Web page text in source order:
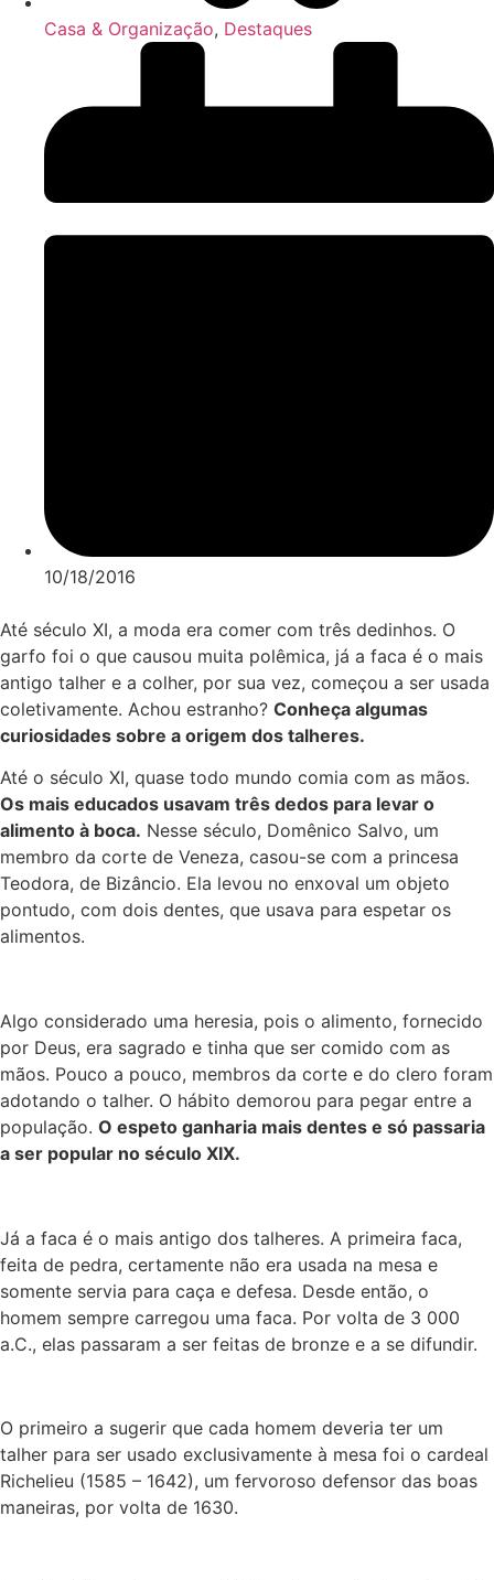
Casa & Organização, Destaques
10/18/2016
Até século XI, a moda era comer com três dedinhos. O
garfo foi o que causou muita polêmica, já a faca é o mais
antigo talher e a colher, por sua vez, começou a ser usada
coletivamente. Achou estranho? Conheça algumas
curiosidades sobre a origem dos talheres.
Até o século XI, quase todo mundo comia com as mãos.
Os mais educados usavam três dedos para levar o
alimento à boca. Nesse século, Domênico Salvo, um
membro da corte de Veneza, casou-se com a princesa
Teodora, de Bizâncio. Ela levou no enxoval um objeto
pontudo, com dois dentes, que usava para espetar os
alimentos.
Algo considerado uma heresia, pois o alimento, fornecido
por Deus, era sagrado e tinha que ser comido com as
mãos. Pouco a pouco, membros da corte e do clero foram
adotando o talher. O hábito demorou para pegar entre a
população. O espeto ganharia mais dentes e só passaria
a ser popular no século XIX.
Já a faca é o mais antigo dos talheres. A primeira faca,
feita de pedra, certamente não era usada na mesa e
somente servia para caça e defesa. Desde então, o
homem sempre carregou uma faca. Por volta de 3 000
a.C., elas passaram a ser feitas de bronze e a se difundir.
O primeiro a sugerir que cada homem deveria ter um
talher para ser usado exclusivamente à mesa foi o cardeal
Richelieu (1585 – 1642), um fervoroso defensor das boas
maneiras, por volta de 1630.